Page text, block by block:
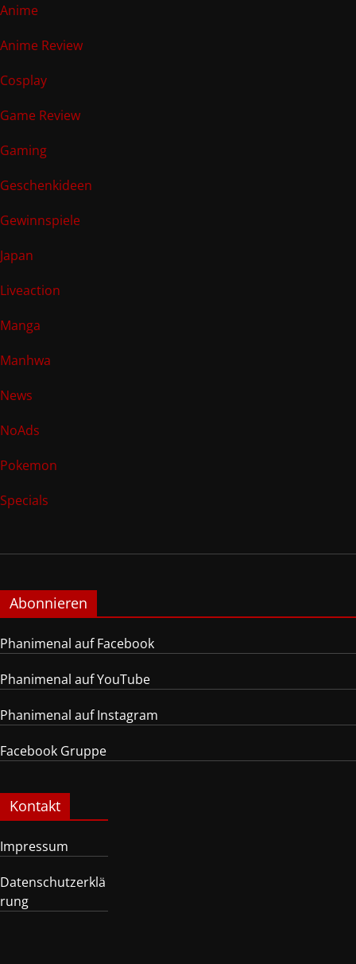
Anime
Anime Review
Cosplay
Game Review
Gaming
Geschenkideen
Gewinnspiele
Japan
Liveaction
Manga
Manhwa
News
NoAds
Pokemon
Specials
Abonnieren
Phanimenal auf Facebook
Phanimenal auf YouTube
Phanimenal auf Instagram
Facebook Gruppe
Kontakt
Impressum
Datenschutzerklä
rung